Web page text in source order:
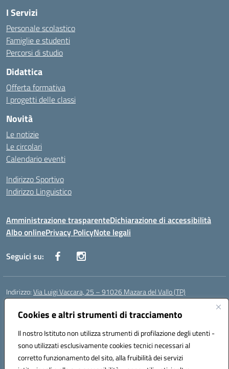
Cookies e altri strumenti di tracciamento
Il nostro Istituto non utilizza strumenti di profilazione degli utenti -
sono utilizzati esclusivamente cookies tecnici necessari al
corretto funzionamento del sito, alla fruibilità dei servizi
I Servizi
Personale scolastico
Famiglie e studenti
Percorsi di studio
Didattica
Offerta formativa
I progetti delle classi
Novità
Le notizie
Le circolari
Calendario eventi
Indirizzo Sportivo
Indirizzo Linguistico
Amministrazione trasparenteDichiarazione di accessibilità
Albo onlinePrivacy PolicyNote legali
Seguici su:
Indirizzo:Via Luigi Vaccara, 25 – 91026 Mazara del Vallo (TP)
Centralino:
Posta elettronica certificata (PEC):tpic843007@pec.istruzione.it
Codice fiscale: 91036660818
Codice meccanografico:tpic843007
Codice Indice delle Pubbliche Amministrazioni (IPA): icggp
Codice unico di fatturazione (CUF): UFYPS3